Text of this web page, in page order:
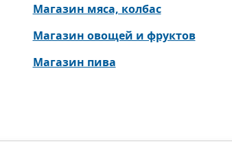
Магазин мяса, колбас
Магазин овощей и фруктов
Магазин пива